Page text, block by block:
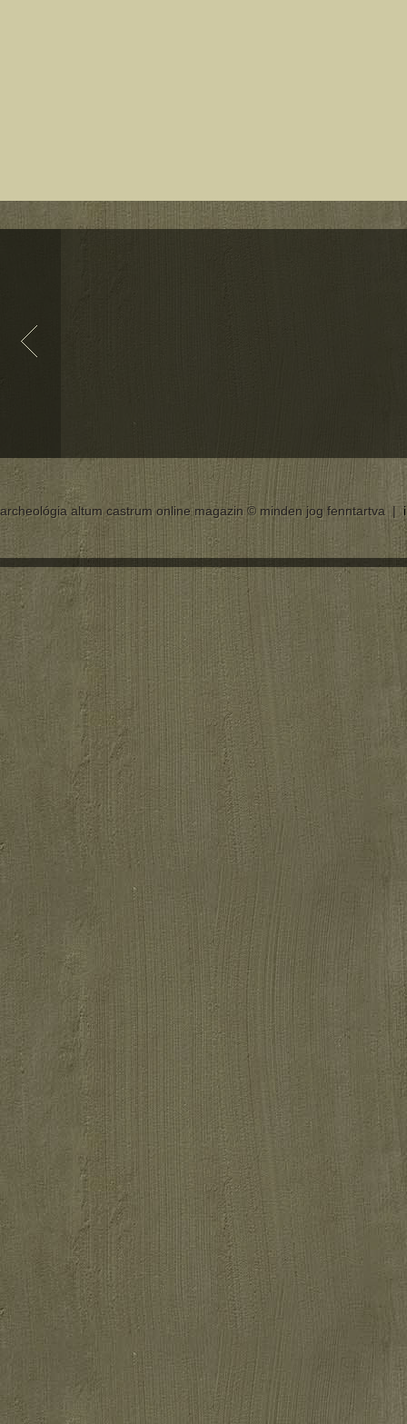
archeológia altum castrum online magazin © minden jog fenntartva |